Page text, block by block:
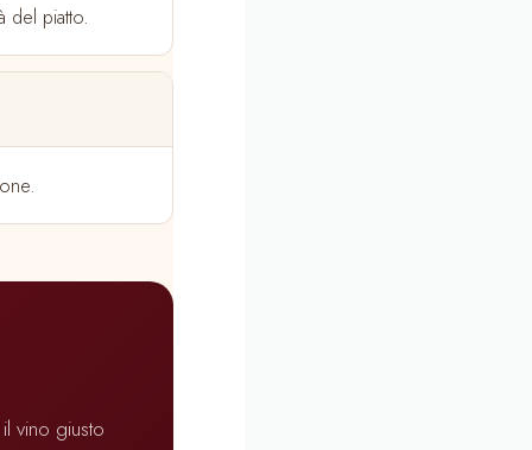
del piatto.
vino giusto